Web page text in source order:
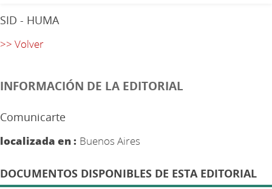
SID - HUMA
>> Volver
INFORMACIÓN DE LA EDITORIAL
Comunicarte
localizada en : Buenos Aires
DOCUMENTOS DISPONIBLES DE ESTA EDITORIAL